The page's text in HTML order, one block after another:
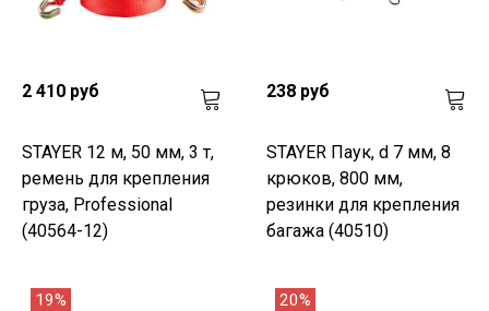
2 410 руб
STAYER 12 м, 50 мм, 3 т,
ремень для крепления
груза, Professional
(40564-12)
238 руб
STAYER Паук, d 7 мм, 8
крюков, 800 мм,
резинки для крепления
багажа (40510)
19% 20%